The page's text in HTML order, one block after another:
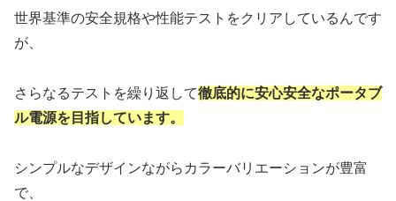
世界基準の安全規格や性能テストをクリアしているんです
が、
さらなるテストを繰り返して徹底的に安心安全なポータブ
ル電源を目指しています。
シンプルなデザインながらカラーバリエーションが豊富
で、